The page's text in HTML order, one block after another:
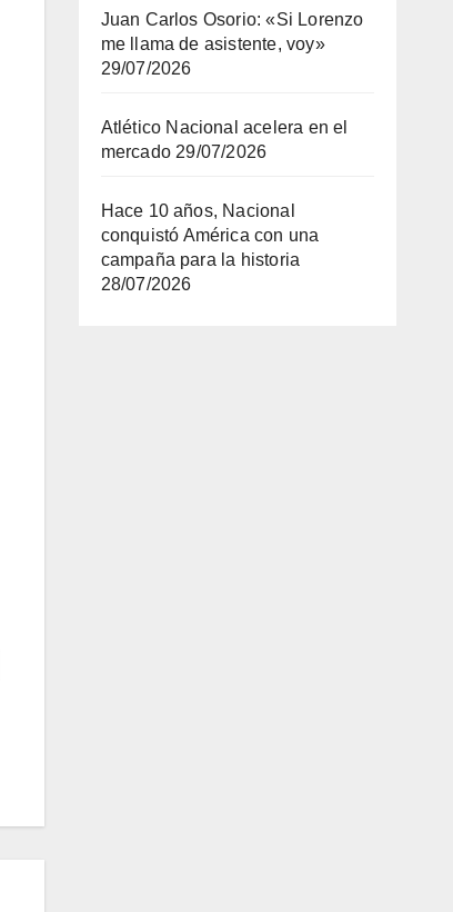
Juan Carlos Osorio: «Si Lorenzo
me llama de asistente, voy»
29/07/2026
Atlético Nacional acelera en el
mercado 29/07/2026
Hace 10 años, Nacional
conquistó América con una
campaña para la historia
28/07/2026